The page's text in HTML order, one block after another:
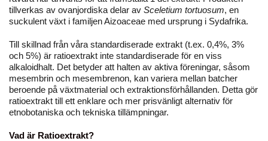
tillverkas av ovanjordiska delar av Sceletium tortuosum, en
suckulent växt i familjen Aizoaceae med ursprung i Sydafrika.
Till skillnad från våra standardiserade extrakt (t.ex. 0,4%, 3%
och 5%) är ratioextrakt inte standardiserade för en viss
alkaloidhalt. Det betyder att halten av aktiva föreningar, såsom
mesembrin och mesembrenon, kan variera mellan batcher
beroende på växtmaterial och extraktionsförhållanden. Detta gör
ratioextrakt till ett enklare och mer prisvänligt alternativ för
etnobotaniska och tekniska tillämpningar.
Vad är Ratioextrakt?